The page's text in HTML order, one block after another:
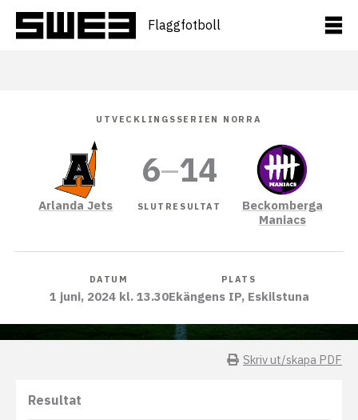
innehåll
Flaggfotboll
UTVECKLINGSSERIEN NORRA
Arlanda Jets
6–14
SLUTRESULTAT
Beckomberga
Maniacs
DATUM
1 juni, 2024 kl. 13.30
PLATS
Ekängens IP, Eskilstuna
Skriv ut/skapa PDF
Resultat